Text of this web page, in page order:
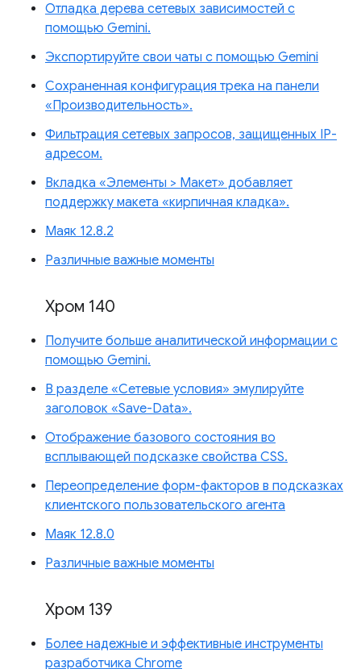
Отладка дерева сетевых зависимостей с
помощью Gemini.
Экспортируйте свои чаты с помощью Gemini
Сохраненная конфигурация трека на панели
«Производительность».
Фильтрация сетевых запросов, защищенных IP-
адресом.
Вкладка «Элементы > Макет» добавляет
поддержку макета «кирпичная кладка».
Маяк 12.8.2
Различные важные моменты
Хром 140
Получите больше аналитической информации с
помощью Gemini.
В разделе «Сетевые условия» эмулируйте
заголовок «Save-Data».
Отображение базового состояния во
всплывающей подсказке свойства CSS.
Переопределение форм-факторов в подсказках
клиентского пользовательского агента
Маяк 12.8.0
Различные важные моменты
Хром 139
Более надежные и эффективные инструменты
разработчика Chrome